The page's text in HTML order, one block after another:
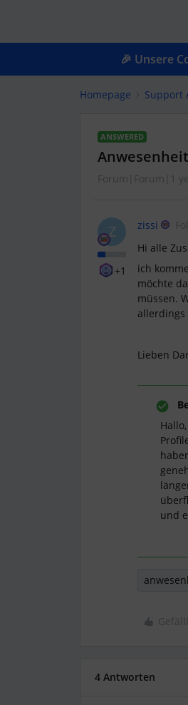
🎉 Unsere
Homepage Support
ANSWERED
Forum|Forum|1
Z
+1
zissi
Hi alle
ich
möchte
müssen.
Lieben
und
4 Antworten